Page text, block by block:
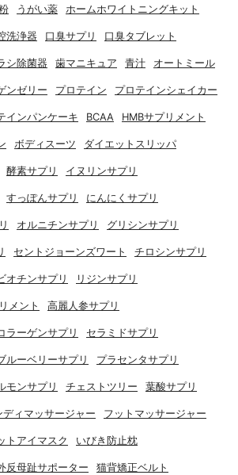
うがい薬 ホームホワイトニングキット
洗浄器 口臭サプリ 口臭タブレット
シ除菌器 歯マニキュア 青汁 オートミール
ンゼリー プロテイン プロテインシェイカー
インパンケーキ BCAA HMBサプリメント
ボディスーツ ダイエットスリッパ
酵素サプリ イヌリンサプリ
すっぽんサプリ にんにくサプリ
オルニチンサプリ グリシンサプリ
セントジョーンズワート チロシンサプリ
オチンサプリ リジンサプリ
メント 高麗人参サプリ
ラーゲンサプリ セラミドサプリ
ルーベリーサプリ プラセンタサプリ
モンサプリ チェストツリー 葉酸サプリ
ディマッサージャー フットマッサージャー
トアイマスク いびき防止枕
反母趾サポーター 猫背矯正ベルト